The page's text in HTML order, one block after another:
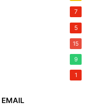
7
5
15
9
1
EMAIL